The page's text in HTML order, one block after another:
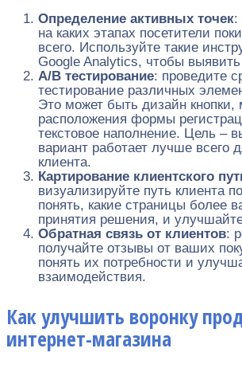
Определение активных точек:
на каких этапах посетители
всего. Используйте такие
Google Analytics, чтобы
A/B тестирование: проведите
тестирование различных
Это может быть дизайн кнопки,
расположения формы
текстовое наполнение. Цель –
вариант работает лучше всего
клиента.
Картирование клиентского
визуализируйте путь клиента
понять, какие страницы более
принятия решения, и
Обратная связь от клиентов:
получайте отзывы от ваших
понять их потребности и
взаимодействия.
Как улучшить воронку
интернет-магазина